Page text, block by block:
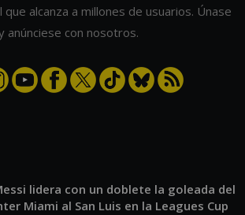
que alcanza a millones de usuarios. Únase
anúnciese con nosotros.
lidera con un doblete la goleada del
Miami al San Luis en la Leagues Cup